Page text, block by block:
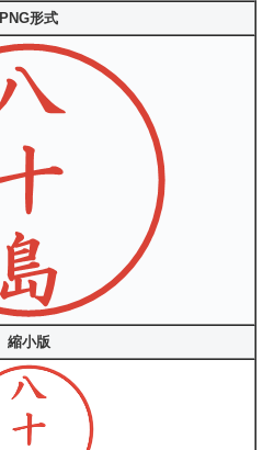
PNG形式
縮小版